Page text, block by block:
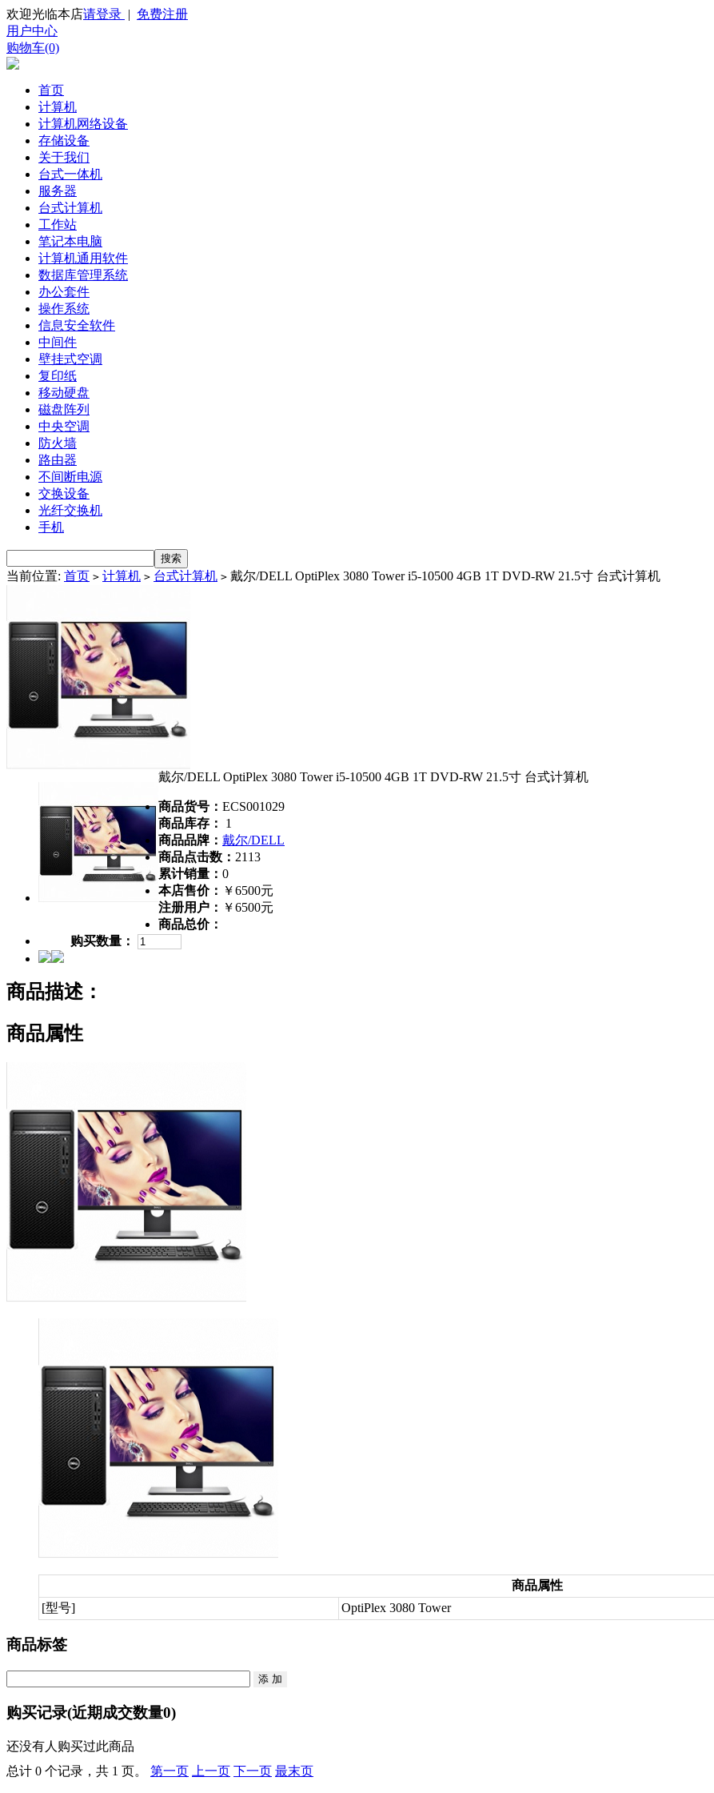
欢迎光临本店请登录 | 免费注册
用户中心
购物车(0)
首页
计算机
计算机网络设备
存储设备
关于我们
台式一体机
服务器
台式计算机
工作站
笔记本电脑
计算机通用软件
数据库管理系统
办公套件
操作系统
信息安全软件
中间件
壁挂式空调
复印纸
移动硬盘
磁盘阵列
中央空调
防火墙
路由器
不间断电源
交换设备
光纤交换机
手机
当前位置: 首页 > 计算机 > 台式计算机 > 戴尔/DELL OptiPlex 3080 Tower i5-10500 4GB 1T DVD-RW 21.5寸 台式计算机
戴尔/DELL OptiPlex 3080 Tower i5-10500 4GB 1T DVD-RW 21.5寸 台式计算机
商品货号： ECS001029
商品库存：
1
商品品牌： 戴尔/DELL
商品点击数： 2113
累计销量： 0
本店售价： ￥6500元
注册用户： ￥6500元
商品总价：
购买数量：
商品描述：
商品属性
商品属性
[型号]
OptiPlex 3080 Tower
商品标签
购买记录(近期成交数量0)
还没有人购买过此商品
总计 0 个记录，共 1 页。 第一页 上一页 下一页 最末页